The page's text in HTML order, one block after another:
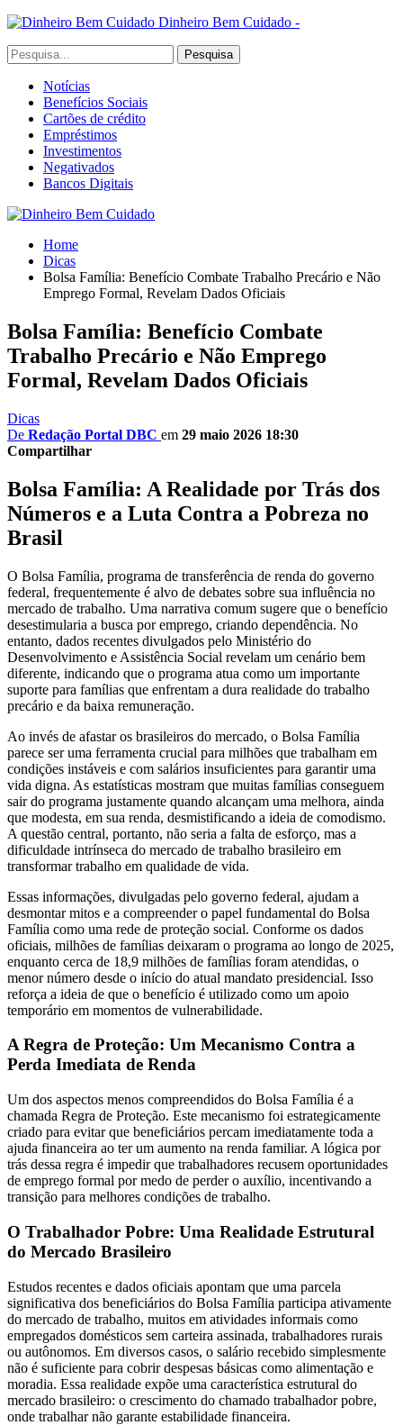
Dinheiro Bem Cuidado -
Notícias
Benefícios Sociais
Cartões de crédito
Empréstimos
Investimentos
Negativados
Bancos Digitais
Home
Dicas
Bolsa Família: Benefício Combate Trabalho Precário e Não
Emprego Formal, Revelam Dados Oficiais
Bolsa Família: Benefício Combate
Trabalho Precário e Não Emprego
Formal, Revelam Dados Oficiais
Dicas
De Redação Portal DBC em 29 maio 2026 18:30
Compartilhar
Bolsa Família: A Realidade por Trás dos
Números e a Luta Contra a Pobreza no
Brasil
O Bolsa Família, programa de transferência de renda do governo
federal, frequentemente é alvo de debates sobre sua influência no
mercado de trabalho. Uma narrativa comum sugere que o benefício
desestimularia a busca por emprego, criando dependência. No
entanto, dados recentes divulgados pelo Ministério do
Desenvolvimento e Assistência Social revelam um cenário bem
diferente, indicando que o programa atua como um importante
suporte para famílias que enfrentam a dura realidade do trabalho
precário e da baixa remuneração.
Ao invés de afastar os brasileiros do mercado, o Bolsa Família
parece ser uma ferramenta crucial para milhões que trabalham em
condições instáveis e com salários insuficientes para garantir uma
vida digna. As estatísticas mostram que muitas famílias conseguem
sair do programa justamente quando alcançam uma melhora, ainda
que modesta, em sua renda, desmistificando a ideia de comodismo.
A questão central, portanto, não seria a falta de esforço, mas a
dificuldade intrínseca do mercado de trabalho brasileiro em
transformar trabalho em qualidade de vida.
Essas informações, divulgadas pelo governo federal, ajudam a
desmontar mitos e a compreender o papel fundamental do Bolsa
Família como uma rede de proteção social. Conforme os dados
oficiais, milhões de famílias deixaram o programa ao longo de 2025,
enquanto cerca de 18,9 milhões de famílias foram atendidas, o
menor número desde o início do atual mandato presidencial. Isso
reforça a ideia de que o benefício é utilizado como um apoio
temporário em momentos de vulnerabilidade.
A Regra de Proteção: Um Mecanismo Contra a
Perda Imediata de Renda
Um dos aspectos menos compreendidos do Bolsa Família é a
chamada Regra de Proteção. Este mecanismo foi estrategicamente
criado para evitar que beneficiários percam imediatamente toda a
ajuda financeira ao ter um aumento na renda familiar. A lógica por
trás dessa regra é impedir que trabalhadores recusem oportunidades
de emprego formal por medo de perder o auxílio, incentivando a
transição para melhores condições de trabalho.
O Trabalhador Pobre: Uma Realidade Estrutural
do Mercado Brasileiro
Estudos recentes e dados oficiais apontam que uma parcela
significativa dos beneficiários do Bolsa Família participa ativamente
do mercado de trabalho, muitos em atividades informais como
empregados domésticos sem carteira assinada, trabalhadores rurais
ou autônomos. Em diversos casos, o salário recebido simplesmente
não é suficiente para cobrir despesas básicas como alimentação e
moradia. Essa realidade expõe uma característica estrutural do
mercado brasileiro: o crescimento do chamado trabalhador pobre,
onde trabalhar não garante estabilidade financeira.